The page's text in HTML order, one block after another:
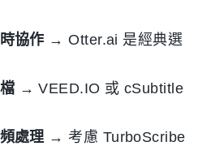
協作 → Otter.ai 是經典選
→ VEED.IO 或 cSubtitle
處理→ 考慮 TurboScribe